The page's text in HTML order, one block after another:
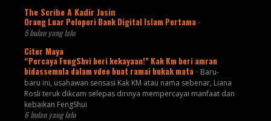
The Scribe A Kadir Jasin
Orang Luar Pelopori Bank Digital Islam Pertama -
5 bulan yang lalu
Citer Maya
“Percaya FengShvi beri kekayaan!” Kak Km beri amran
bidassemula dalam vdeo buat ramai bukak mata - Baru-
baru ini, usahawan sensasi Kak KM atau nama sebenar, Liana
Rosli teruk dikcam selepas dirinya mempercayai manfaat dan
kebaikan FengShui
6 bulan yang lalu